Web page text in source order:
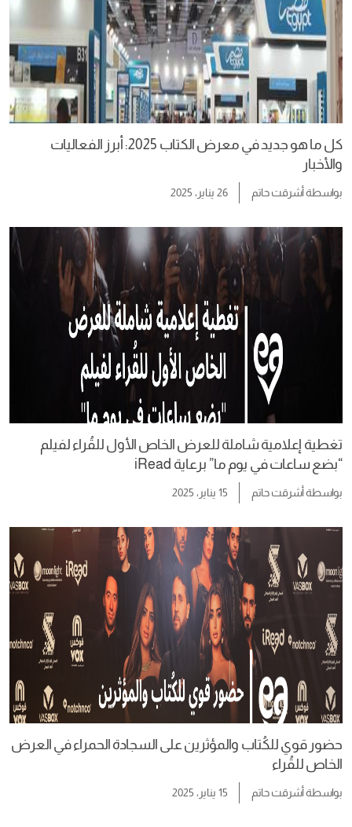
كل ما هو جديد في معرض الكتاب 2025: أبرز الفعاليات
والأخبار
بواسطةأشرقت حاتم 26 يناير، 2025
تغطية إعلامية شاملة للعرض الخاص الأول للقُراء لفيلم
“بضع ساعات في يوم ما” برعاية iRead
بواسطةأشرقت حاتم 15 يناير، 2025
حضور قوي للكُتاب والمؤثرين على السجادة الحمراء في العرض
الخاص للقُراء
بواسطةأشرقت حاتم 15 يناير، 2025